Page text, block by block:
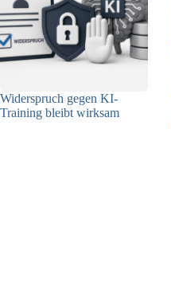
Widerspruch gegen KI-
Training bleibt wirksam